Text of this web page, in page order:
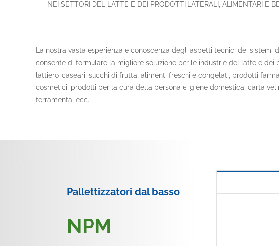
NEI SETTORI DEL LATTE E DEI PRODOTTI LATERALI, ALIMENTARI E
La nostra vasta esperienza e conoscenza degli aspetti tecnici dei sistemi
consente di formulare la migliore soluzione per le industrie del latte e dei
lattiero-caseari, succhi di frutta, alimenti freschi e congelati, prodotti
cosmetici, prodotti per la cura della persona e igiene domestica, carta
ferramenta, ecc.
Pallettizzatori dal basso
NPM